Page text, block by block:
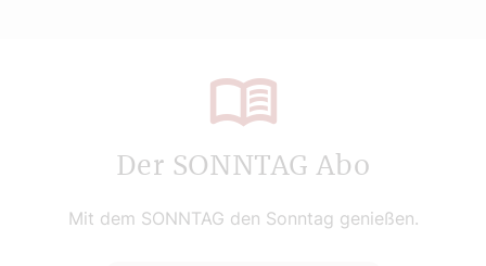
Der SONNTAG Abo
Mit dem SONNTAG den Sonntag genießen.